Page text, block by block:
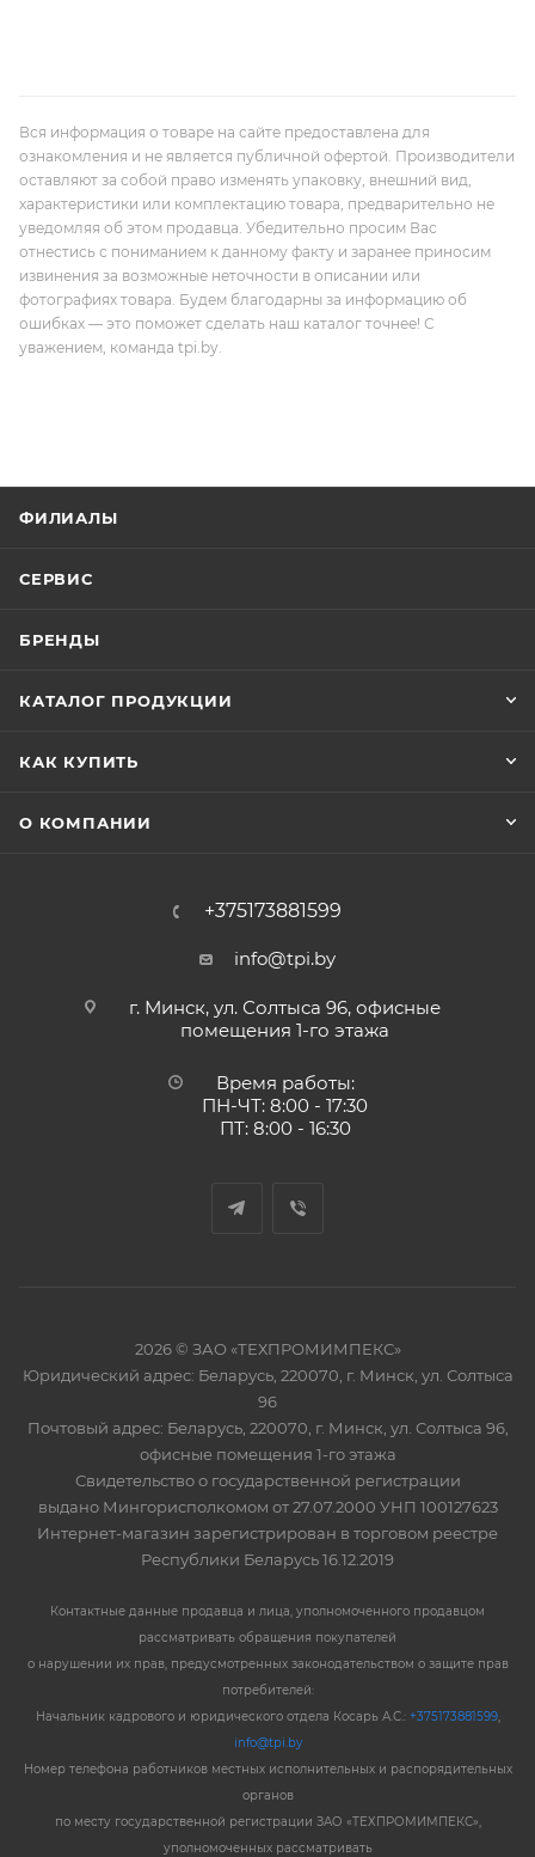
Вся информация о товаре на сайте предоставлена для
ознакомления и не является публичной офертой. Производители
оставляют за собой право изменять упаковку, внешний вид,
характеристики или комплектацию товара, предварительно не
уведомляя об этом продавца. Убедительно просим Вас
отнестись с пониманием к данному факту и заранее приносим
извинения за возможные неточности в описании или
фотографиях товара. Будем благодарны за информацию об
ошибках — это поможет сделать наш каталог точнее! С
уважением, команда tpi.by.
ФИЛИАЛЫ
СЕРВИС
БРЕНДЫ
КАТАЛОГ ПРОДУКЦИИ
КАК КУПИТЬ
О КОМПАНИИ
+375173881599
info@tpi.by
г. Минск, ул. Солтыса 96, офисные
помещения 1-го этажа
Время работы:
ПН-ЧТ: 8:00 - 17:30
ПТ: 8:00 - 16:30
2026 © ЗАО «ТЕХПРОМИМПЕКС»
Юридический адрес: Беларусь, 220070, г. Минск, ул. Солтыса
96
Почтовый адрес: Беларусь, 220070, г. Минск, ул. Солтыса 96,
офисные помещения 1-го этажа
Свидетельство о государственной регистрации
выдано Мингорисполкомом от 27.07.2000 УНП 100127623
Интернет-магазин зарегистрирован в торговом реестре
Республики Беларусь 16.12.2019
Контактные данные продавца и лица, уполномоченного продавцом
рассматривать обращения покупателей
о нарушении их прав, предусмотренных законодательством о защите прав
потребителей:
Начальник кадрового и юридического отдела Косарь А.С.: +375173881599,
info@tpi.by
Номер телефона работников местных исполнительных и распорядительных
органов
по месту государственной регистрации ЗАО «ТЕХПРОМИМПЕКС»,
уполномоченных рассматривать